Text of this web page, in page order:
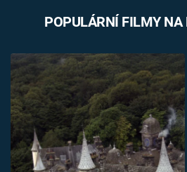
POPULÁRNÍ FILMY